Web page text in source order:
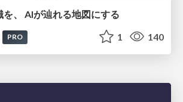
を、 AIが辿れる地図にする
PRO 1 140